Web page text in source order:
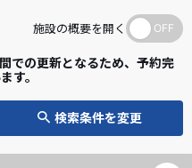
検索条件を変更
での更新となるため、予約完
す。
施設の概要を開く